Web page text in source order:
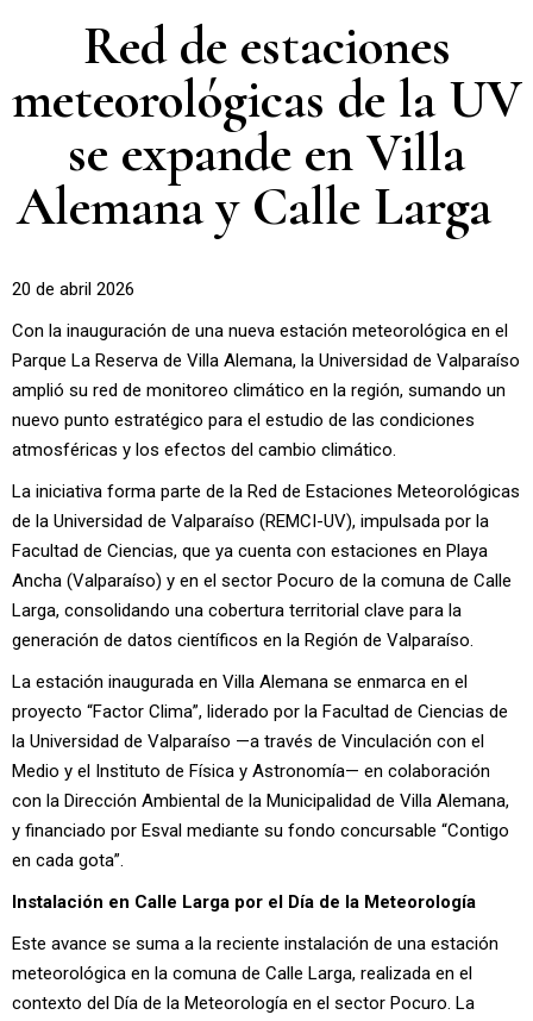
Red de estaciones
meteorológicas de la UV
se expande en Villa
Alemana y Calle Larga
20 de abril 2026
Con la inauguración de una nueva estación meteorológica en el
Parque La Reserva de Villa Alemana, la Universidad de Valparaíso
amplió su red de monitoreo climático en la región, sumando un
nuevo punto estratégico para el estudio de las condiciones
atmosféricas y los efectos del cambio climático.
La iniciativa forma parte de la Red de Estaciones Meteorológicas
de la Universidad de Valparaíso (REMCI-UV), impulsada por la
Facultad de Ciencias, que ya cuenta con estaciones en Playa
Ancha (Valparaíso) y en el sector Pocuro de la comuna de Calle
Larga, consolidando una cobertura territorial clave para la
generación de datos científicos en la Región de Valparaíso.
La estación inaugurada en Villa Alemana se enmarca en el
proyecto “Factor Clima”, liderado por la Facultad de Ciencias de
la Universidad de Valparaíso —a través de Vinculación con el
Medio y el Instituto de Física y Astronomía— en colaboración
con la Dirección Ambiental de la Municipalidad de Villa Alemana,
y financiado por Esval mediante su fondo concursable “Contigo
en cada gota”.
Instalación en Calle Larga por el Día de la Meteorología
Este avance se suma a la reciente instalación de una estación
meteorológica en la comuna de Calle Larga, realizada en el
contexto del Día de la Meteorología en el sector Pocuro. La